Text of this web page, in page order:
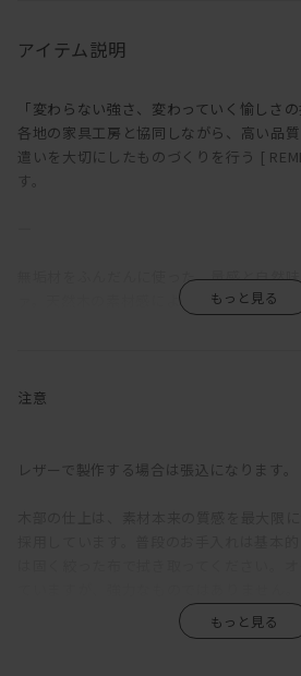
アイテム説明
「変わらない強さ、変わっていく愉しさ
各地の家具工房と協同しながら、高い品
遣いを大切にしたものづくりを行う [
す。
無垢材をふんだんに使った、量感と自然
ァ。天然木の素材感によるナチュラルな
KOMORIの座面奥行は720mmととても深
ているような感覚で、様々な体勢でくつ
と腰を支えてくれる感覚がある。硬めで
るので、サポートクッション無しでも問
注意
レザーで製作する場合は張込になります。
を直置きして放置すると、輪染みになっ
そのため食卓では、コースターやプレイ